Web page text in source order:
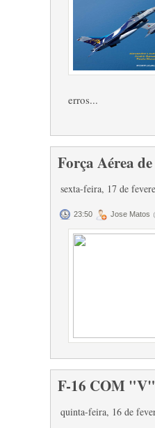
erros...
Força Aérea
sexta-feira, 17 de
23:50 Jose Matos
F-16 COM
quinta-feira, 16 de